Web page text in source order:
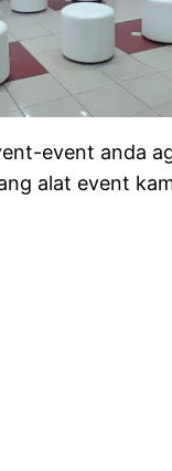
event anda
alat event